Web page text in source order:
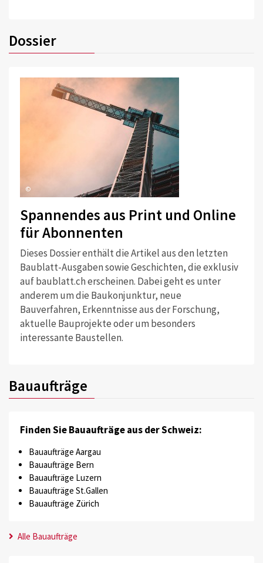
Dossier
©
Spannendes aus Print und Online
für Abonnenten
Dieses Dossier enthält die Artikel aus den letzten
Baublatt-Ausgaben sowie Geschichten, die exklusiv
auf baublatt.ch erscheinen. Dabei geht es unter
anderem um die Baukonjunktur, neue
Bauverfahren, Erkenntnisse aus der Forschung,
aktuelle Bauprojekte oder um besonders
interessante Baustellen.
Bauaufträge
Finden Sie Bauaufträge aus der Schweiz:
Bauaufträge Aargau
Bauaufträge Bern
Bauaufträge Luzern
Bauaufträge St.Gallen
Bauaufträge Zürich
Alle Bauaufträge